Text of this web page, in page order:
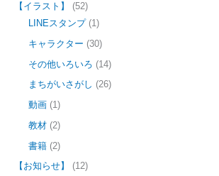
【イラスト】
(52)
LINEスタンプ(1)
キャラクター (30)
その他いろいろ (14)
まちがいさがし (26)
動画 (1)
教材 (2)
書籍 (2)
【お知らせ】
(12)